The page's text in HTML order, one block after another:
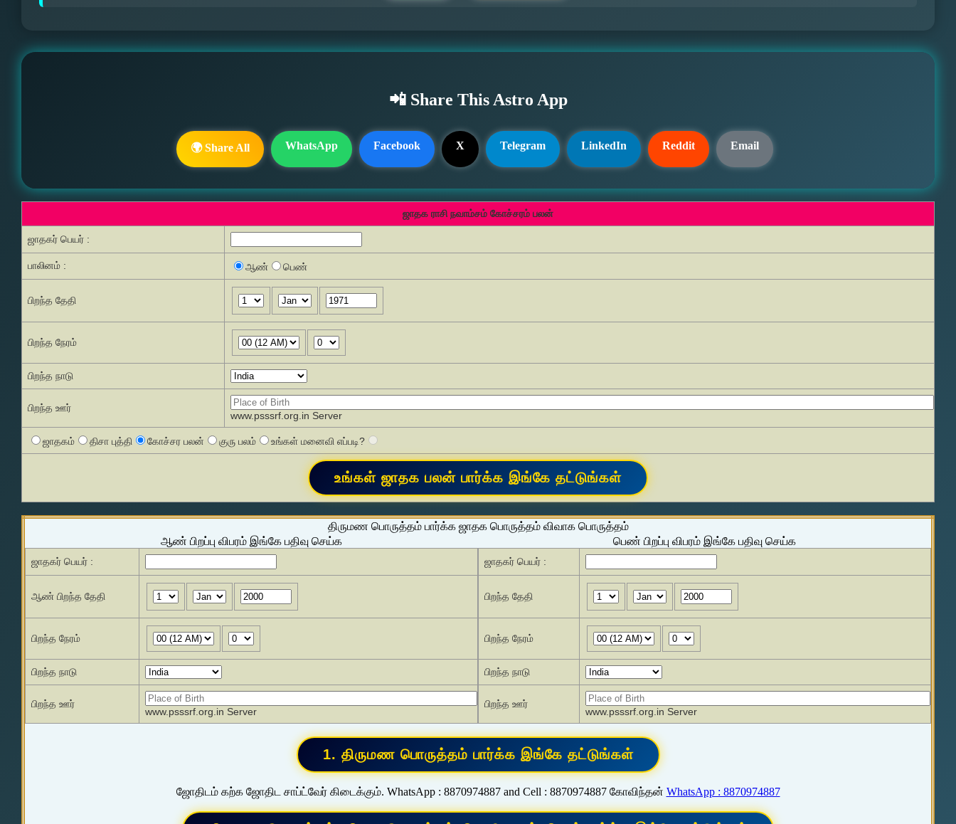
📲 Share This Astro App
🌍 Share All WhatsApp Facebook X Telegram LinkedIn Reddit Email
ஜாதக ராசி நவாம்சம் கோச்சரம் பலன்
ஜாதகர் பெயர் :
பாலினம் : ஆண் பெண்
பிறந்த தேதி
பிறந்த நேரம்
பிறந்த நாடு
பிறந்த ஊர்
www.psssrf.org.in Server
ஜாதகம் திசா புத்தி கோச்சர பலன் குரு பலம் உங்கள் மனைவி எப்படி?
திருமண பொருத்தம் பார்க்க ஜாதக பொருத்தம் விவாக பொருத்தம்
ஆண் பிறப்பு விபரம் இங்கே பதிவு செய்க
பெண் பிறப்பு விபரம் இங்கே பதிவு செய்க
ஜாதகர் பெயர் :
ஆண் பிறந்த தேதி
பிறந்த நேரம்
பிறந்த நாடு
பிறந்த ஊர்
www.psssrf.org.in Server
ஜாதகர் பெயர் :
பிறந்த தேதி
பிறந்த நேரம்
பிறந்த நாடு
பிறந்த ஊர்
www.psssrf.org.in Server
ஜோதிடம் கற்க ஜோதிட சாப்ட்வேர் கிடைக்கும். WhatsApp : 8870974887 and Cell : 8870974887 கோவிந்தன் WhatsApp : 8870974887